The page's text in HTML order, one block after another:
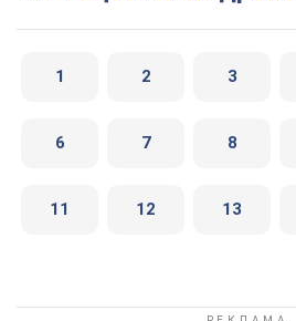
1 2 3
6 7 8
11 12 13